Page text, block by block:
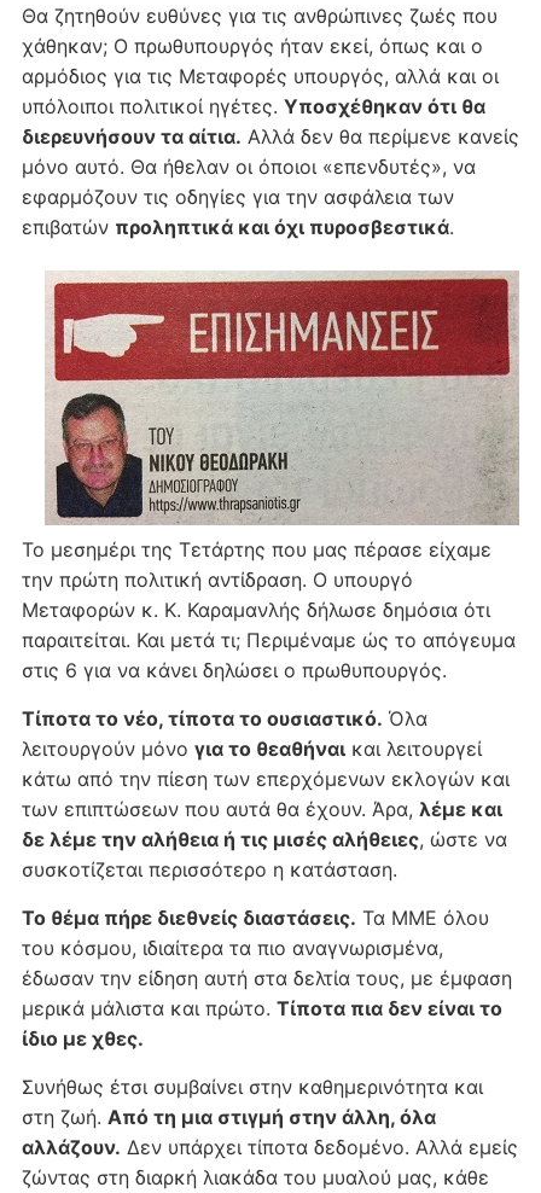
Θα ζητηθούν ευθύνες για τις ανθρώπινες ζωές που
χάθηκαν; Ο πρωθυπουργός ήταν εκεί, όπως και ο
αρμόδιος για τις Μεταφορές υπουργός, αλλά και οι
υπόλοιποι πολιτικοί ηγέτες. Υποσχέθηκαν ότι θα
διερευνήσουν τα αίτια. Αλλά δεν θα περίμενε κανείς
μόνο αυτό. Θα ήθελαν οι όποιοι «επενδυτές», να
εφαρμόζουν τις οδηγίες για την ασφάλεια των
επιβατών προληπτικά και όχι πυροσβεστικά.
Το μεσημέρι της Τετάρτης που μας πέρασε είχαμε
την πρώτη πολιτική αντίδραση. Ο υπουργό
Μεταφορών κ. Κ. Καραμανλής δήλωσε δημόσια ότι
παραιτείται. Και μετά τι; Περιμέναμε ώς το απόγευμα
στις 6 για να κάνει δηλώσει ο πρωθυπουργός.
Τίποτα το νέο, τίποτα το ουσιαστικό. Όλα
λειτουργούν μόνο για το θεαθήναικαι λειτουργεί
κάτω από την πίεση των επερχόμενων εκλογών και
των επιπτώσεων που αυτά θα έχουν. Άρα, λέμε και
δε λέμε την αλήθεια ή τις μισές αλήθειες, ώστε να
συσκοτίζεται περισσότερο η κατάσταση.
Το θέμα πήρε διεθνείς διαστάσεις. Τα ΜΜΕ όλου
του κόσμου, ιδιαίτερα τα πιο αναγνωρισμένα,
έδωσαν την είδηση αυτή στα δελτία τους, με έμφαση
μερικά μάλιστα και πρώτο. Τίποτα πια δεν είναι το
ίδιο με χθες.
Συνήθως έτσι συμβαίνει στην καθημερινότητα και
στη ζωή. Από τη μια στιγμή στην άλλη, όλα
αλλάζουν. Δεν υπάρχει τίποτα δεδομένο. Αλλά εμείς
ζώντας στη διαρκή λιακάδα του μυαλού μας, κάθε